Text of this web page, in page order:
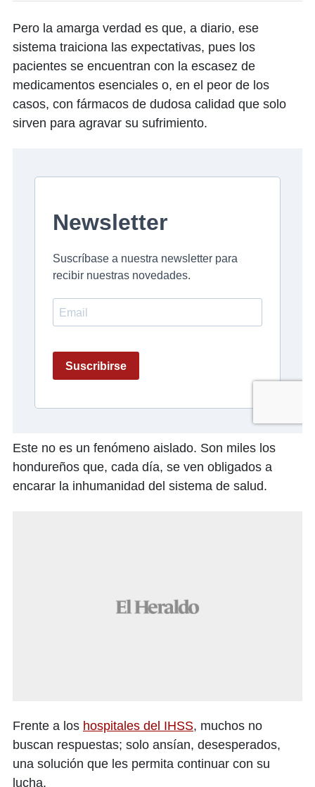
Pero la amarga verdad es que, a diario, ese
sistema traiciona las expectativas, pues los
pacientes se encuentran con la escasez de
medicamentos esenciales o, en el peor de los
casos, con fármacos de dudosa calidad que solo
sirven para agravar su sufrimiento.
Este no es un fenómeno aislado. Son miles los
hondureños que, cada día, se ven obligados a
encarar la inhumanidad del sistema de salud.
Frente a los hospitales del IHSS, muchos no
buscan respuestas; solo ansían, desesperados,
una solución que les permita continuar con su
lucha.